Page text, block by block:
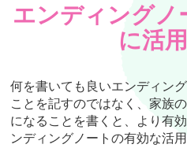
エンディングノ
に活
何を書いても良いエンディン
ことを記すのではなく、家族
になることを書くと、より有
ンディングノートの有効な活